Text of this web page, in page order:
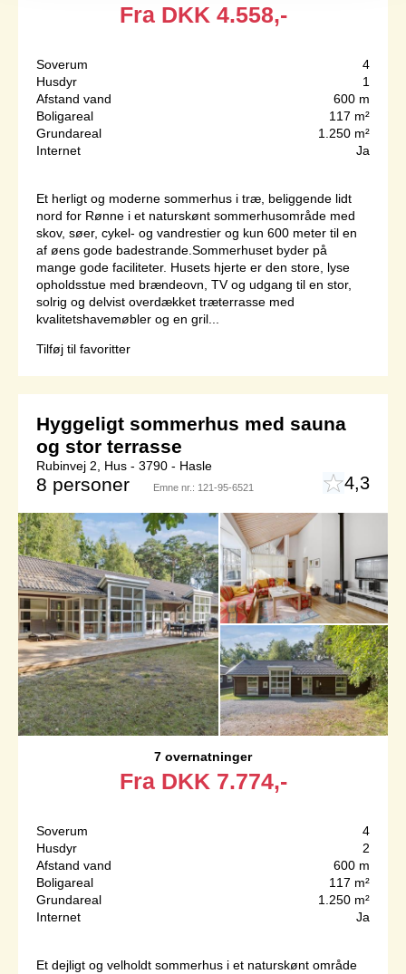
Fra DKK 4.558,-
Soverum
4
Husdyr
1
Afstand vand
600 m
Boligareal
117 m²
Grundareal
1.250 m²
Internet
Ja
Et herligt og moderne sommerhus i træ, beliggende lidt
nord for Rønne i et naturskønt sommerhusområde med
skov, søer, cykel- og vandrestier og kun 600 meter til en
af øens gode badestrande.Sommerhuset byder på
mange gode faciliteter. Husets hjerte er den store, lyse
opholdsstue med brændeovn, TV og udgang til en stor,
solrig og delvist overdækket træterrasse med
kvalitetshavemøbler og en gril...
Tilføj til favoritter
Hyggeligt sommerhus med sauna
og stor terrasse
Rubinvej 2, Hus - 3790 - Hasle
8 personer Emne nr.: 121-95-6521 4,3
7 overnatninger
Fra DKK 7.774,-
Soverum
4
Husdyr
2
Afstand vand
600 m
Boligareal
117 m²
Grundareal
1.250 m²
Internet
Ja
Et dejligt og velholdt sommerhus i et naturskønt område